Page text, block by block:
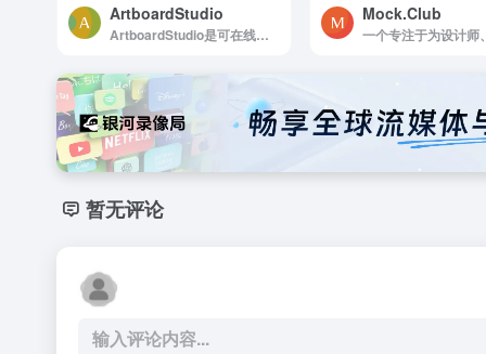
ArtboardStudio
ArtboardStudio是可在线创建样机，生成下载
Mock.Club
暂无评论